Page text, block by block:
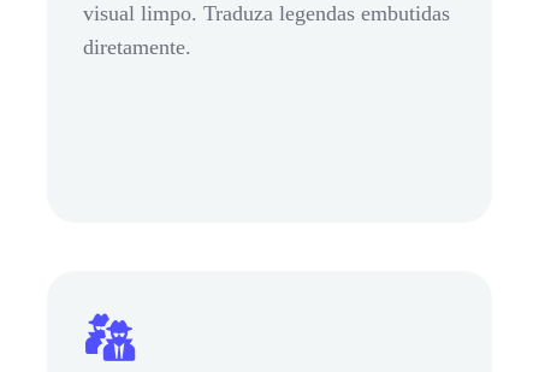
visual limpo. Traduza legendas embutidas
diretamente.